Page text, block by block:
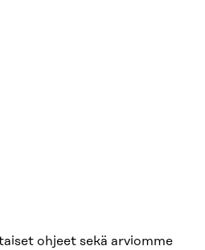
ohjeet sekä arviomme